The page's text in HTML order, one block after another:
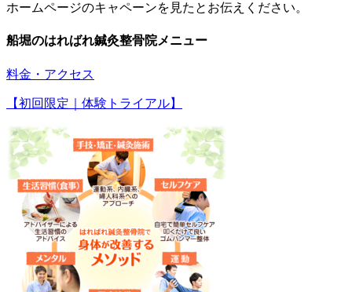
ホームページのキャペーンを見たとお伝えください。
船堀のはればれ鍼灸整骨院メニュー
料金・アクセス
【初回限定｜体験トライアル】